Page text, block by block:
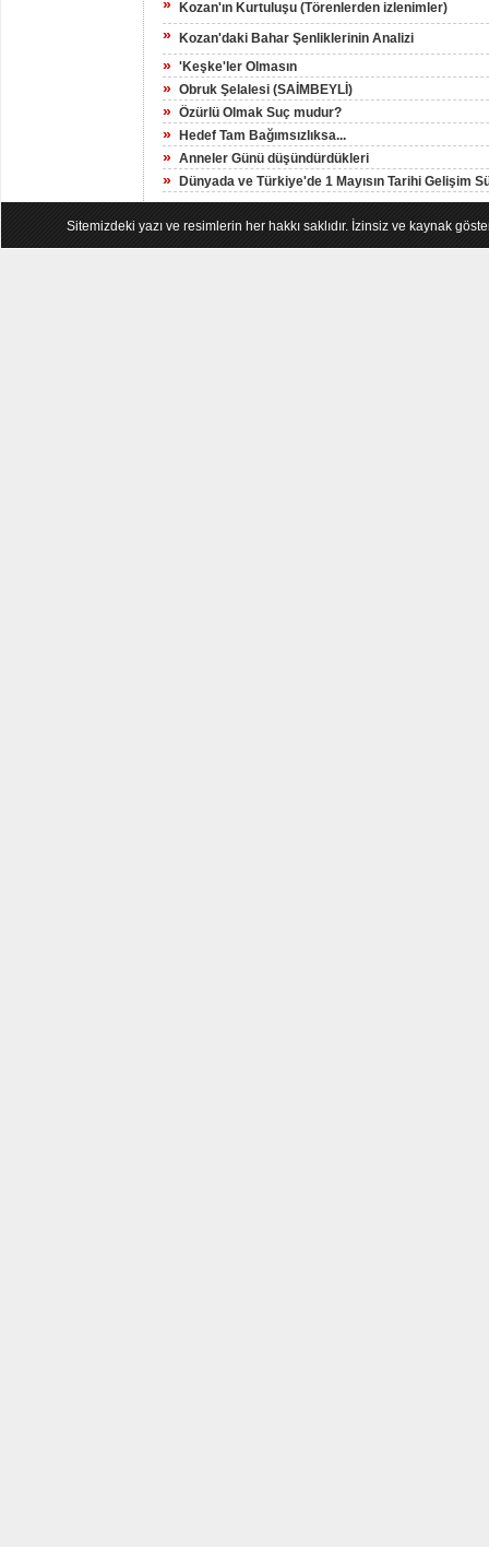
» Kozan'ın Kurtuluşu (Törenlerden izlenimler)
» Kozan'daki Bahar Şenliklerinin Analizi
» 'Keşke'ler Olmasın
» Obruk Şelalesi (SAİMBEYLİ)
» Özürlü Olmak Suç mudur?
» Hedef Tam Bağımsızlıksa...
» Anneler Günü düşündürdükleri
» Dünyada ve Türkiye'de 1 Mayısın Tarihi Gelişim
Sitemizdeki yazı ve resimlerin her hakkı saklıdır. İzinsiz ve kaynak